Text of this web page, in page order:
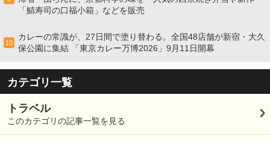
「鯖寿司の口福小箱」などを販売
10
カレーの常識が、27日間で塗り替わる。全国48店舗が新宿・大久
保公園に集結 「東京カレー万博2026」9月11日開幕
カテゴリ一覧
トラベル
このカテゴリの記事一覧を見る